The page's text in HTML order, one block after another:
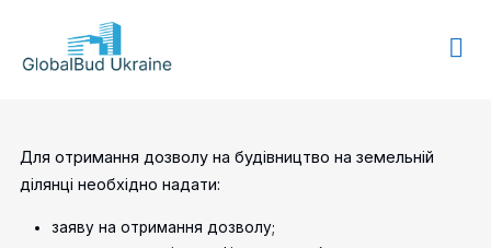
GLOBALBUD
Для отримання дозволу на будівництво на земельній
ділянці необхідно надати:
заяву на отримання дозволу;